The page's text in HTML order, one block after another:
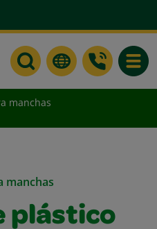
manchas
manchas
plástico